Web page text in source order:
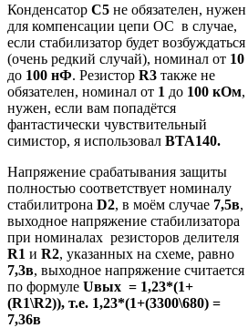
Конденсатор С5 не обязателен, нужен
для компенсации цепи ОС в случае,
если стабилизатор будет возбуждаться
(очень редкий случай), номинал от 10
до 100 нФ. Резистор R3 также не
обязателен, номинал от 1 до 100 кОм,
нужен, если вам попадётся
фантастически чувствительный
симистор, я использовал ВТА140.
Напряжение срабатывания защиты
полностью соответствует номиналу
стабилитрона D2, в моём случае 7,5в,
выходное напряжение стабилизатора
при номиналах резисторов делителя
R1 и R2, указанных на схеме, равно
7,3в, выходное напряжение считается
по формуле Uвых = 1,23*(1+
(R1\R2)), т.е. 1,23*(1+(3300\680) =
7,36в